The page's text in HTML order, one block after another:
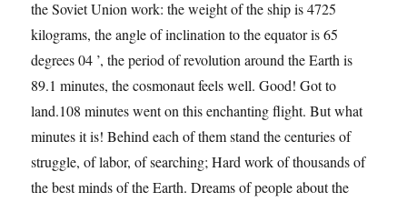
the Soviet Union work: the weight of the ship is 4725
kilograms, the angle of inclination to the equator is 65
degrees 04 ’, the period of revolution around the Earth is
89.1 minutes, the cosmonaut feels well. Good! Got to
land.108 minutes went on this enchanting flight. But what
minutes it is! Behind each of them stand the centuries of
struggle, of labor, of searching; Hard work of thousands of
the best minds of the Earth. Dreams of people about the